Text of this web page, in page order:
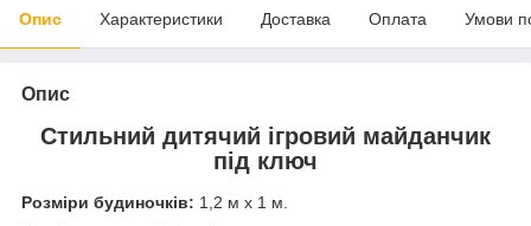
Опис Характеристики Доставка Оплата Умови
Опис
Стильний дитячий ігровий майданчик
під ключ
Розміри будиночків: 1,2 м х 1 м.